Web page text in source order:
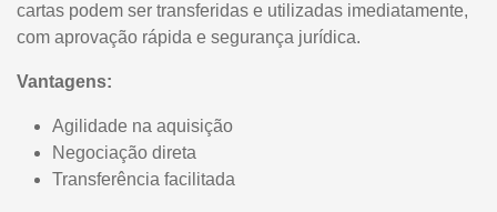
cartas podem ser transferidas e utilizadas imediatamente,
com aprovação rápida e segurança jurídica.
Vantagens:
Agilidade na aquisição
Negociação direta
Transferência facilitada